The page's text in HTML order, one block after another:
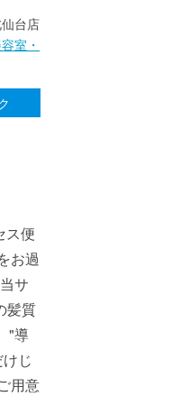
台店
室・
ス便
お過
サ
髪質
"導
じ
用意